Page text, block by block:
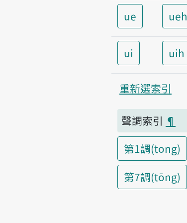
ue ueh
ui uih
重新選索引
聲調索引 ¶
第1調(tong)
第7調(tōng)